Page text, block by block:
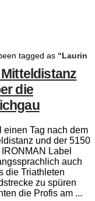
tagged as “Laurin
die
einen Tag nach dem
und der 5150
Label
auch
die Triathleten
zu spüren
die Profis am ...